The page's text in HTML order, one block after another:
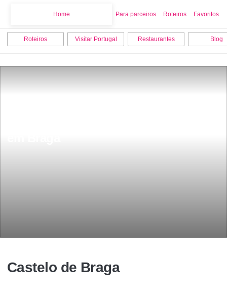
Home Para parceiros Roteiros Favoritos
Roteiros Visitar Portugal Restaurantes Blog
Castelo de Braga